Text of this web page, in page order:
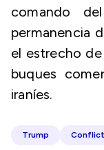
comando
permanencia
el estrecho
buques
iraníes.
Trump